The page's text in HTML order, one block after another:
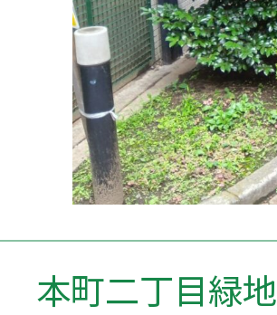
本町二丁目緑地